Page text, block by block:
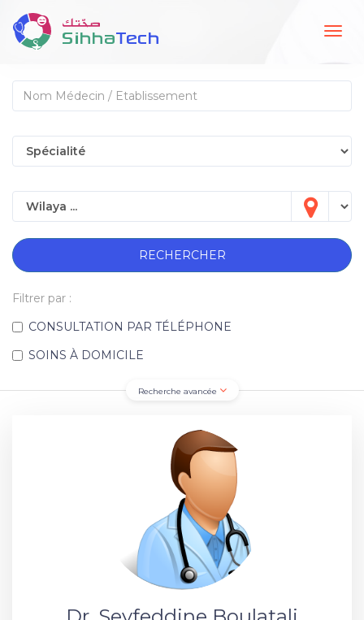
RECHERCHER
Filtrer par :
CONSULTATION PAR TÉLÉPHONE
SOINS À DOMICILE
Recherche avancée